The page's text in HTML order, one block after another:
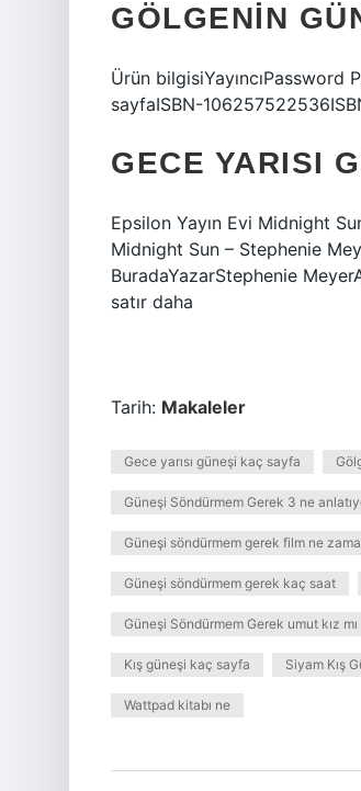
GÖLGENIN
Ürün
sayfaISBN-
GECE YARISI
Epsilon Yayın Evi Midnight
Midnight Sun – Stephenie
BuradaYazarStephenie
satır daha
Tarih: Makaleler
Gece yarısı güneşi kaç sayfa
Güneşi Söndürmem Gerek 3 ne
Güneşi söndürmem gerek film ne
Güneşi söndürmem gerek kaç saat
Güneşi Söndürmem Gerek umut kız mı
Kış güneşi kaç sayfa Siyam Kış
Wattpad kitabı ne